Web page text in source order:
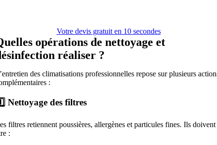
Votre devis gratuit en 10 secondes
opérations de nettoyage et
réaliser ?
des climatisations professionnelles repose sur plusieurs
:
Nettoyage des filtres
filtres retiennent poussières, allergènes et particules fines. Ils doivent
: